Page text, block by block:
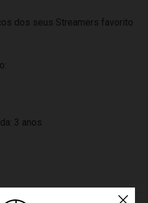
dos seus Streamers favorito
3 anos